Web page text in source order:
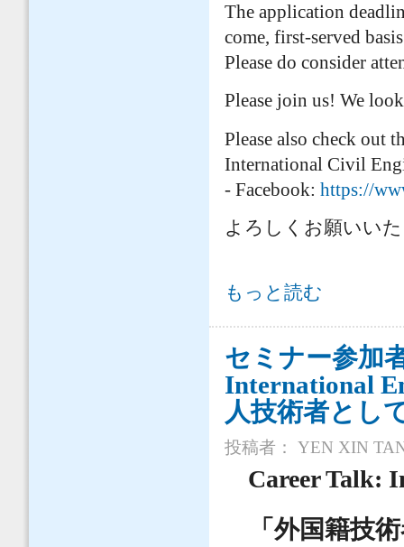
The application
come, first-served
Please do consider
Please join us! We
Please also check out
International Civil
- Facebook: https://
よろしくお願いい
【4/11日（金）セミナー参加者募集
技術者としてのキャリアパス」セ
もっと読む
セミナー参加
International
人技術者とし
投稿者： YEN XIN
Career Talk:
「外国籍技